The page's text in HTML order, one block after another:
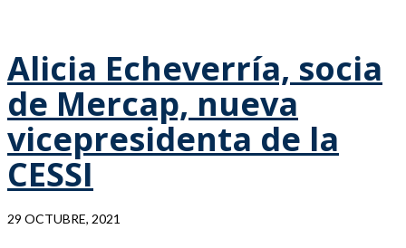
Alicia Echeverría, socia
de Mercap, nueva
vicepresidenta de la
CESSI
29 OCTUBRE, 2021